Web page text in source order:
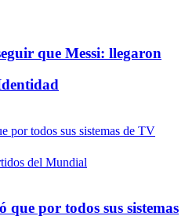
que Messi: llegaron
que por todos sus sistemas